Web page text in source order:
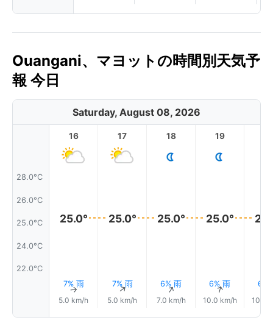
Ouangani、マヨットの時間別天気予
報 今日
Saturday, August 08, 2026
28.0°C
26.0°C
25.0°C
24.0°C
22.0°C
16
25.0°
7% 雨
↑
5.0 km/h
17
25.0°
7% 雨
↑
5.0 km/h
18
25.0°
6% 雨
↑
7.0 km/h
19
25.0°
6% 雨
↑
10.0 km/h
6%
10.0